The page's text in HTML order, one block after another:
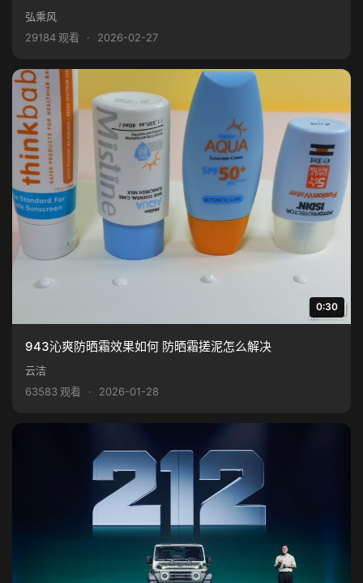
弘乘风
29184 观看
· 2026-02-27
0:30
943沁爽防晒霜效果如何 防晒霜搓泥怎么解决
云洁
63583 观看
· 2026-01-28